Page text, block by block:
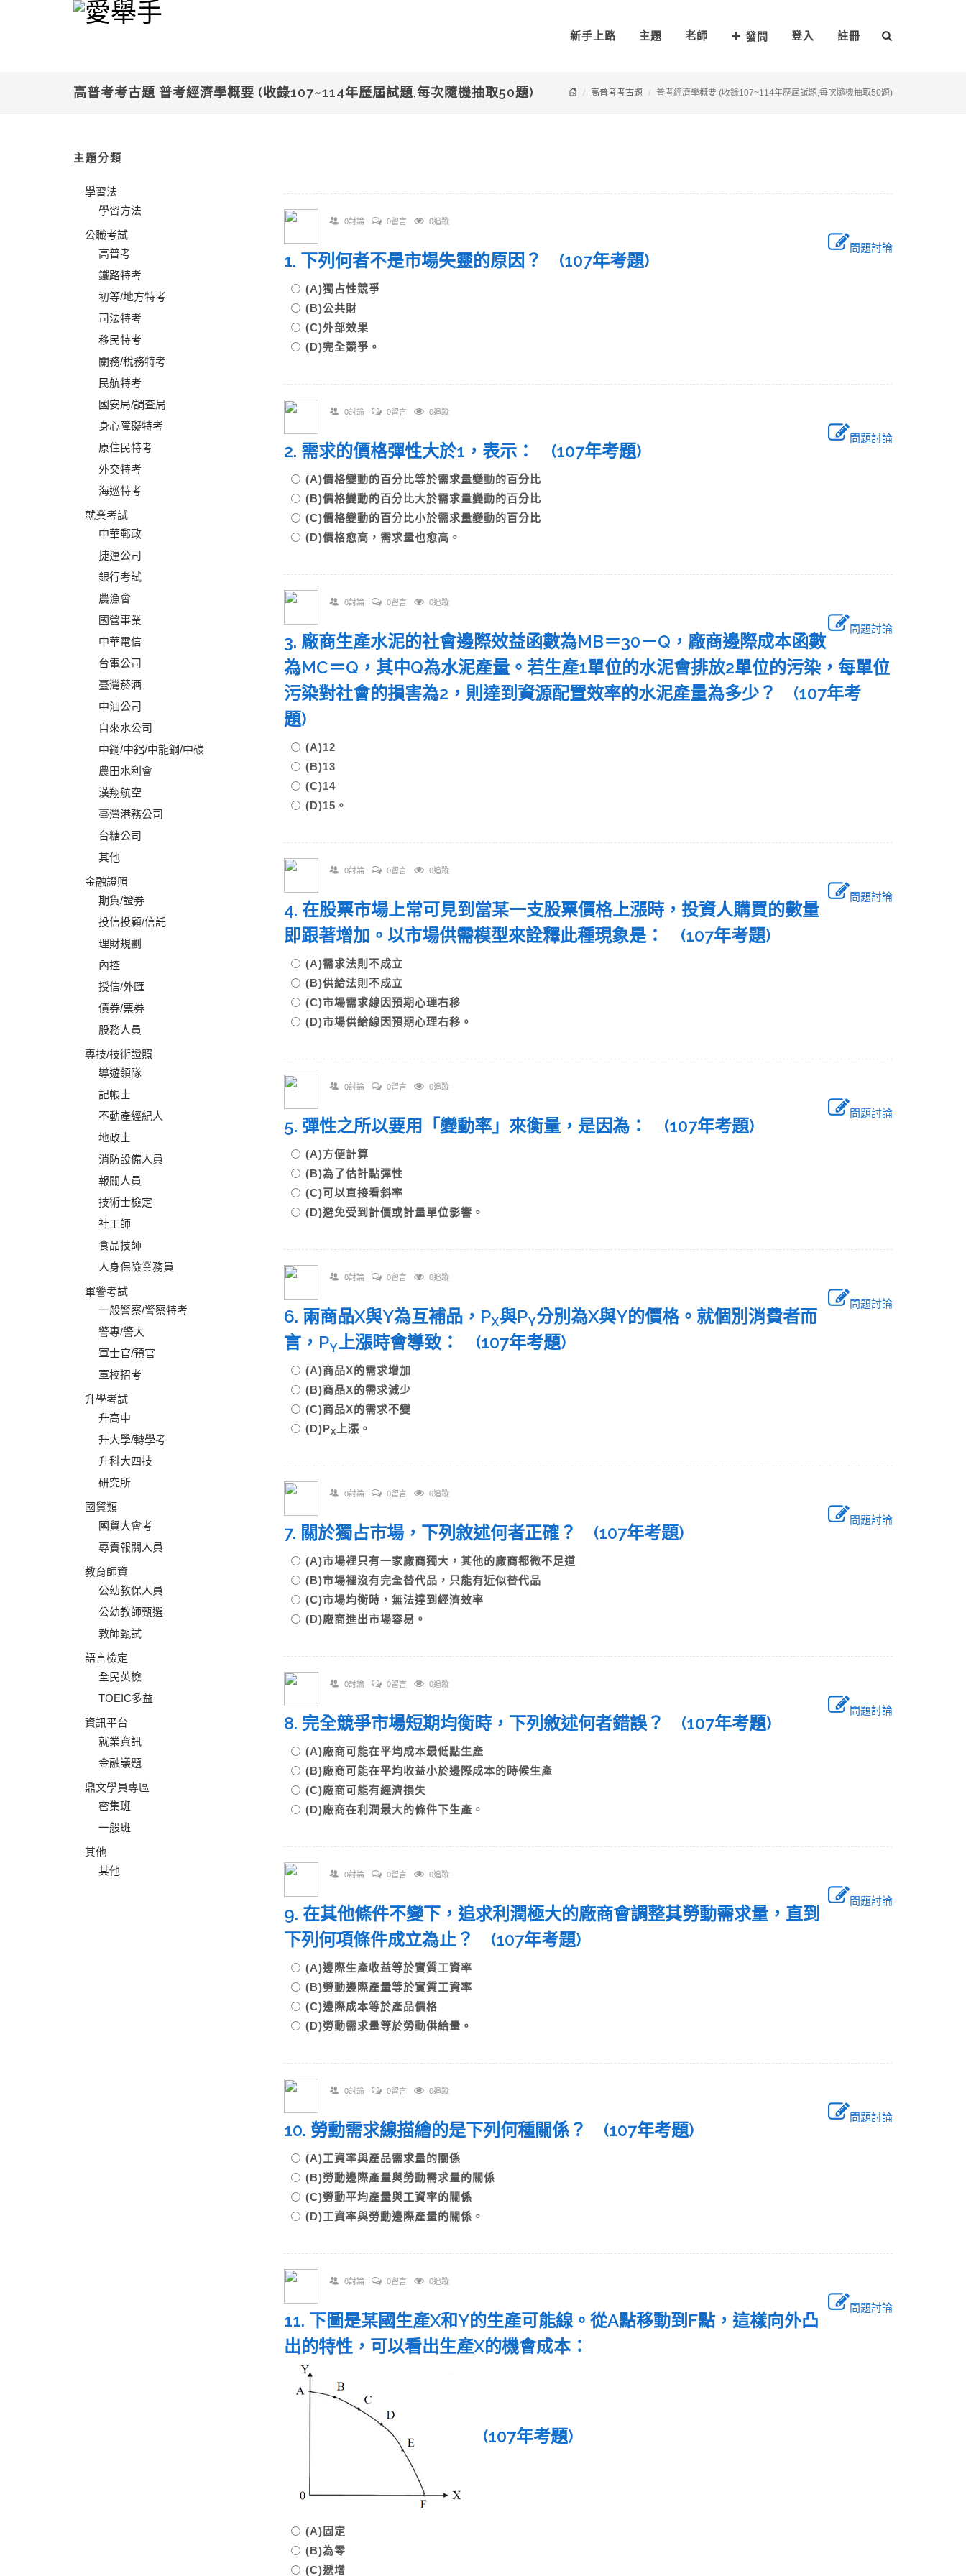
新手上路 主題 老師 發問 登入 註冊
高普考考古題 普考經濟學概要 (收錄107~114年歷屆試題,每次隨機抽取50題) 高普考考古題 普考經濟學概要 (收錄107~114年歷屆試題,每次隨機抽取50題)
主題分類
學習法
學習方法
公職考試
高普考
鐵路特考
初等/地方特考
司法特考
移民特考
關務/稅務特考
民航特考
國安局/調查局
身心障礙特考
原住民特考
外交特考
海巡特考
就業考試
中華郵政
捷運公司
銀行考試
農漁會
國營事業
中華電信
台電公司
臺灣菸酒
中油公司
自來水公司
中鋼/中鋁/中龍鋼/中碳
農田水利會
漢翔航空
臺灣港務公司
台糖公司
其他
金融證照
期貨/證券
投信投顧/信託
理財規劃
內控
授信/外匯
債券/票券
股務人員
專技/技術證照
導遊領隊
記帳士
不動產經紀人
地政士
消防設備人員
報關人員
技術士檢定
社工師
食品技師
人身保險業務員
軍警考試
一般警察/警察特考
警專/警大
軍士官/預官
軍校招考
升學考試
升高中
升大學/轉學考
升科大四技
研究所
國貿類
國貿大會考
專責報關人員
教育師資
公幼教保人員
公幼教師甄選
教師甄試
語言檢定
全民英檢
TOEIC多益
資訊平台
就業資訊
金融議題
鼎文學員專區
密集班
一般班
其他
其他
0討論 0留言 0追蹤
問題討論
1. 下列何者不是市場失靈的原因？ (107年考題)
(A)獨占性競爭
(B)公共財
(C)外部效果
(D)完全競爭。
0討論 0留言 0追蹤
問題討論
2. 需求的價格彈性大於1，表示： (107年考題)
(A)價格變動的百分比等於需求量變動的百分比
(B)價格變動的百分比大於需求量變動的百分比
(C)價格變動的百分比小於需求量變動的百分比
(D)價格愈高，需求量也愈高。
0討論 0留言 0追蹤
問題討論
3. 廠商生產水泥的社會邊際效益函數為MB＝30－Q，廠商邊際成本函數
為MC＝Q，其中Q為水泥產量。若生產1單位的水泥會排放2單位的污染，每單位
污染對社會的損害為2，則達到資源配置效率的水泥產量為多少？ (107年考
題)
(A)12
(B)13
(C)14
(D)15。
0討論 0留言 0追蹤
問題討論
4. 在股票市場上常可見到當某一支股票價格上漲時，投資人購買的數量
即跟著增加。以市場供需模型來詮釋此種現象是： (107年考題)
(A)需求法則不成立
(B)供給法則不成立
(C)市場需求線因預期心理右移
(D)市場供給線因預期心理右移。
0討論 0留言 0追蹤
問題討論
5. 彈性之所以要用「變動率」來衡量，是因為： (107年考題)
(A)方便計算
(B)為了估計點彈性
(C)可以直接看斜率
(D)避免受到計價或計量單位影響。
0討論 0留言 0追蹤
問題討論
6. 兩商品X與Y為互補品，PX與PY分別為X與Y的價格。就個別消費者而
言，PY上漲時會導致： (107年考題)
(A)商品X的需求增加
(B)商品X的需求減少
(C)商品X的需求不變
(D)PX 上漲。
0討論 0留言 0追蹤
問題討論
7. 關於獨占市場，下列敘述何者正確？ (107年考題)
(A)市場裡只有一家廠商獨大，其他的廠商都微不足道
(B)市場裡沒有完全替代品，只能有近似替代品
(C)市場均衡時，無法達到經濟效率
(D)廠商進出市場容易。
0討論 0留言 0追蹤
問題討論
8. 完全競爭市場短期均衡時，下列敘述何者錯誤？ (107年考題)
(A)廠商可能在平均成本最低點生產
(B)廠商可能在平均收益小於邊際成本的時候生產
(C)廠商可能有經濟損失
(D)廠商在利潤最大的條件下生產。
0討論 0留言 0追蹤
問題討論
9. 在其他條件不變下，追求利潤極大的廠商會調整其勞動需求量，直到
下列何項條件成立為止？ (107年考題)
(A)邊際生產收益等於實質工資率
(B)勞動邊際產量等於實質工資率
(C)邊際成本等於產品價格
(D)勞動需求量等於勞動供給量。
0討論 0留言 0追蹤
問題討論
10. 勞動需求線描繪的是下列何種關係？ (107年考題)
(A)工資率與產品需求量的關係
(B)勞動邊際產量與勞動需求量的關係
(C)勞動平均產量與工資率的關係
(D)工資率與勞動邊際產量的關係。
0討論 0留言 0追蹤
問題討論
11. 下圖是某國生產X和Y的生產可能線。從A點移動到F點，這樣向外凸
出的特性，可以看出生產X的機會成本：
(107年考題)
(A)固定
(B)為零
(C)遞增